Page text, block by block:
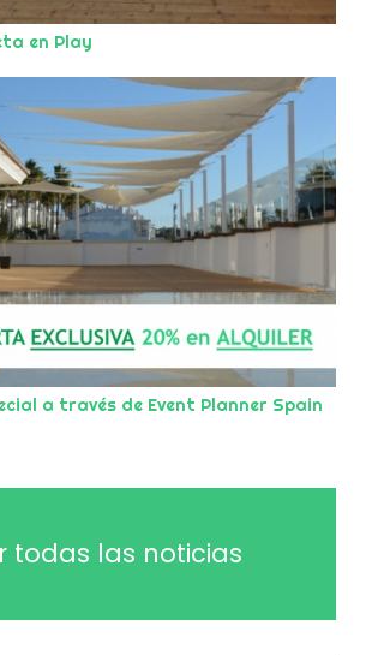
en Play
a través de Event Planner Spain
todas las noticias